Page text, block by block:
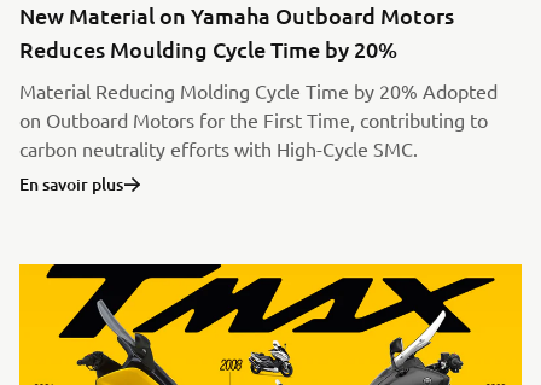
New Material on Yamaha Outboard Motors
Reduces Moulding Cycle Time by 20%
Material Reducing Molding Cycle Time by 20% Adopted
on Outboard Motors for the First Time, contributing to
carbon neutrality efforts with High-Cycle SMC.
En savoir plus